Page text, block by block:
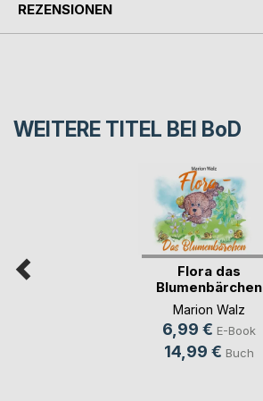
REZENSIONEN
WEITERE TITEL BEI BoD
Flora das
Blumenbärchen
Marion Walz
6,99 € E-Book
14,99 € Buch